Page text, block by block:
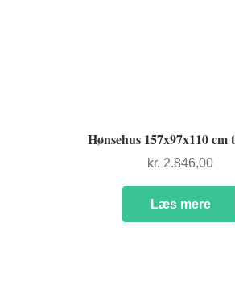
Hønsehus 157x97x110
kr. 2.846,00
Læs mere